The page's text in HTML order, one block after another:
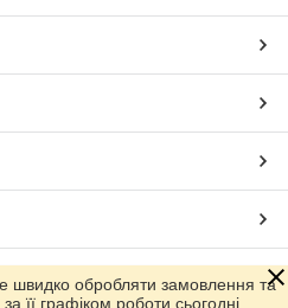
Prom.ua
швидко обробляти замовлення та
її графіком роботи сьогодні